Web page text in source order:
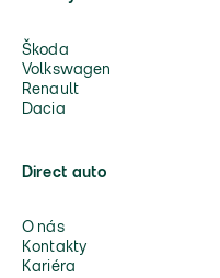
Škoda
Volkswagen
Renault
Dacia
Direct auto
O nás
Kontakty
Kariéra